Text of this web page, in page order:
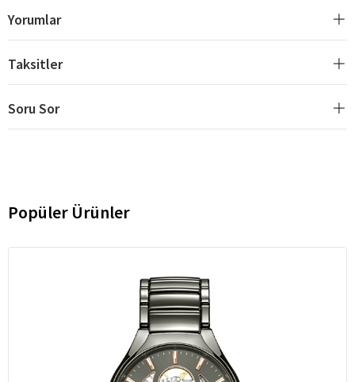
Yorumlar
Taksitler
Soru Sor
Popüler Ürünler